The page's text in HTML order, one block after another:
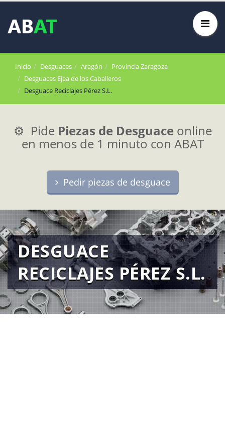
Inicio Desguaces Aragón
Provincia Zaragoza
Desguaces Ejea de los Caballeros
Desguace Reciclajes Pérez S.L.
⚙️ Pide Piezas de Desguace online
en menos de 1 minuto con ABAT
Pedir piezas de desguace
DESGUACE
RECICLAJES PÉREZ S.L.